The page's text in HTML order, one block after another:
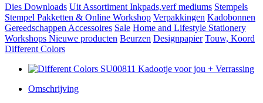
Dies Downloads Uit Assortiment Inkpads,verf mediums Stempels
Stempel Pakketten & Online Workshop Verpakkingen Kadobonnen
Gereedschappen Accessoires Sale Home and Lifestyle Stationery
Workshops Nieuwe producten Beurzen Designpapier Touw, Koord
Different Colors
Omschrijving